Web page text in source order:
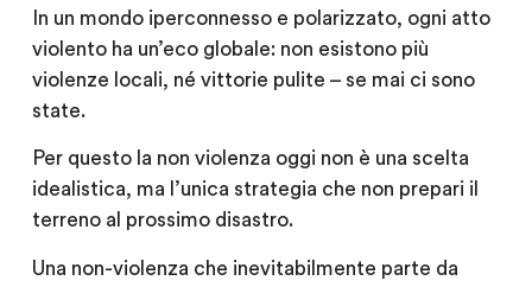
In un mondo iperconnesso e polarizzato, ogni atto
violento ha un’eco globale: non esistono più
violenze locali, né vittorie pulite – se mai ci sono
state.
Per questo la non violenza oggi non è una scelta
idealistica, ma l’unica strategia che non prepari il
terreno al prossimo disastro.
Una non-violenza che inevitabilmente parte da